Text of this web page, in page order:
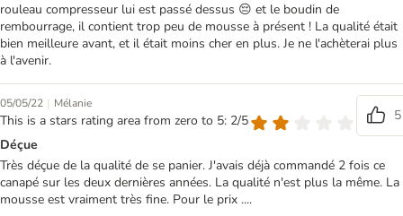
rouleau compresseur lui est passé dessus 😔 et le boudin de
rembourrage, il contient trop peu de mousse à présent ! La qualité était
bien meilleure avant, et il était moins cher en plus. Je ne l'achèterai plus
à l'avenir.
05/05/22 | Mélanie
This is a stars rating area from zero to 5: 2/5
5
Déçue
Très déçue de la qualité de se panier. J'avais déjà commandé 2 fois ce
canapé sur les deux dernières années. La qualité n'est plus la même. La
mousse est vraiment très fine. Pour le prix ....